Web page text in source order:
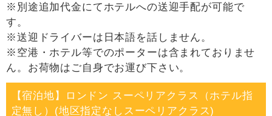
※別途追加代金にてホテルへの送迎手配が可能で
す。
※送迎ドライバーは日本語を話しません。
※空港・ホテル等でのポーターは含まれておりませ
ん。お荷物はご自身でお運び下さい。
【宿泊地】ロンドン スーペリアクラス（ホテル指
定無し）(地区指定なしスーペリアクラス)